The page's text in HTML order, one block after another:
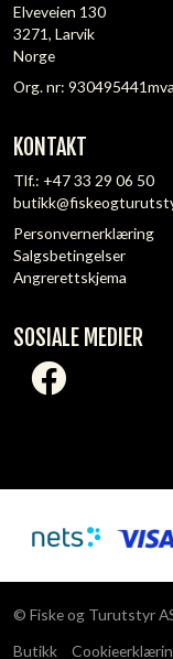
Elveveien 130
3271, Larvik
Norge
Org. nr: 930495441mva
KONTAKT
Tlf.: +47 33 29 06 50
Personvernerklæring
Salgsbetingelser
Angrerettskjema
SOSIALE MEDIER
© Fiske og Turutstyr
Butikk